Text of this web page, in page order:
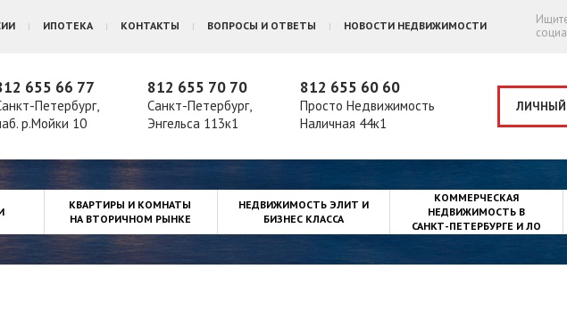
ИПОТЕКА КОНТАКТЫ ВОПРОСЫ И ОТВЕТЫ НОВОСТИ НЕДВИЖИМОСТИ
655 66 77
Петербург,
р.Мойки 10
812 655 70 70
Санкт-Петербург,
Энгельса 113к1
812 655 60 60
Просто Недвижимость
Наличная 44к1
ЛИЧНЫЙ
КВАРТИРЫ И КОМНАТЫ
НА ВТОРИЧНОМ РЫНКЕ
НЕДВИЖИМОСТЬ ЭЛИТ И
БИЗНЕС КЛАССА
КОММЕРЧЕСКАЯ
НЕДВИЖИМОСТЬ В
САНКТ-ПЕТЕРБУРГЕ И ЛО